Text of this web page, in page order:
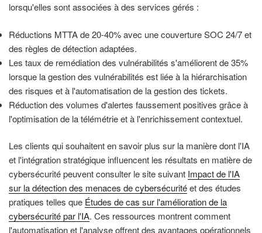
lorsqu'elles sont associées à des services gérés :
Réductions MTTA de 20-40% avec une couverture SOC 24/7 et
des règles de détection adaptées.
Les taux de remédiation des vulnérabilités s'améliorent de 35%
lorsque la gestion des vulnérabilités est liée à la hiérarchisation
des risques et à l'automatisation de la gestion des tickets.
Réduction des volumes d'alertes faussement positives grâce à
l'optimisation de la télémétrie et à l'enrichissement contextuel.
Les clients qui souhaitent en savoir plus sur la manière dont l'IA
et l'intégration stratégique influencent les résultats en matière de
cybersécurité peuvent consulter le site suivant Impact de l'IA
sur la détection des menaces de cybersécuritéet des études
pratiques telles que Études de cas sur l'amélioration de la
cybersécurité par l'IA. Ces ressources montrent comment
l'automatisation et l'analyse offrent des avantages opérationnels